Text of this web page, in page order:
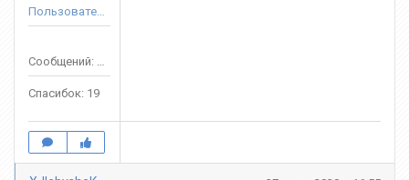
Пользователь
Сообщений: 70
Спасибок: 19